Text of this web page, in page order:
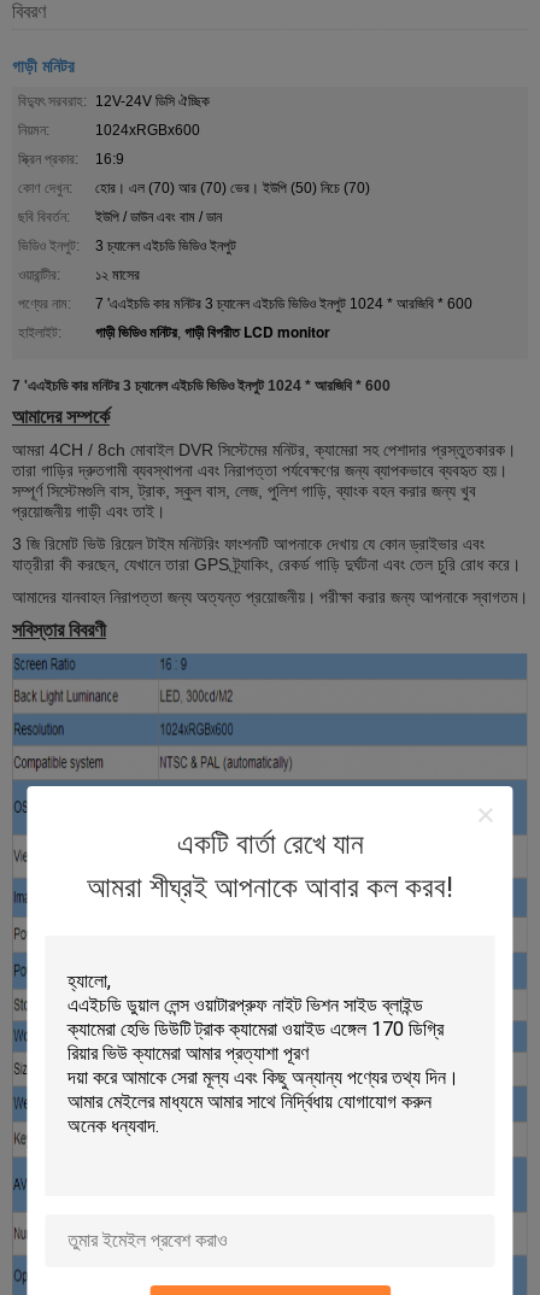
একটি বার্তা রেখে যান
আমরা শীঘ্রই আপনাকে আবার কল করব!
বিবরণ
গাড়ী মনিটর
বিদ্যুৎ সরবরাহ:
12V-24V ডিসি ঐচ্ছিক
নিয়মন:
1024xRGBx600
স্ক্রিন প্রকার:
16:9
কোণ দেখুন:
হোর। এল (70) আর (70) ভের। ইউপি (50) নিচে (70)
ছবি বিবর্তন:
ইউপি / ডাউন এবং বাম / ডান
ভিডিও ইনপুট:
3 চ্যানেল এইচডি ভিডিও ইনপুট
ওয়ারান্টীর:
১২ মাসের
পণ্যের নাম:
7 'এএইচডি কার মনিটর 3 চ্যানেল এইচডি ভিডিও ইনপুট 1024 * আরজিবি * 600
হাইলাইট:
গাড়ী ভিডিও মনিটর, গাড়ী বিপরীত LCD monitor
7 'এএইচডি কার মনিটর 3 চ্যানেল এইচডি ভিডিও ইনপুট 1024 * আরজিবি * 600
আমাদের সম্পর্কে
আমরা 4CH / 8ch মোবাইল DVR সিস্টেমের মনিটর, ক্যামেরা সহ পেশাদার প্রস্তুতকারক।
তারা গাড়ির দ্রুতগামী ব্যবস্থাপনা এবং নিরাপত্তা পর্যবেক্ষণের জন্য ব্যাপকভাবে ব্যবহৃত হয়।
সম্পূর্ণ সিস্টেমগুলি বাস, ট্রাক, স্কুল বাস, লেজ, পুলিশ গাড়ি, ব্যাংক বহন করার জন্য খুব
প্রয়োজনীয় গাড়ী এবং তাই।
3 জি রিমোট ভিউ রিয়েল টাইম মনিটরিং ফাংশনটি আপনাকে দেখায় যে কোন ড্রাইভার এবং
যাত্রীরা কী করছেন, যেখানে তারা GPS ট্র্যাকিং, রেকর্ড গাড়ি দুর্ঘটনা এবং তেল চুরি রোধ করে।
আমাদের যানবাহন নিরাপত্তা জন্য অত্যন্ত প্রয়োজনীয়। পরীক্ষা করার জন্য আপনাকে স্বাগতম।
সবিস্তার বিবরণী